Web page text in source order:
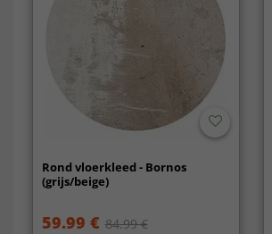
Rond vloerkleed - Bornos
(grijs/beige)
59.99 € 84.99 €